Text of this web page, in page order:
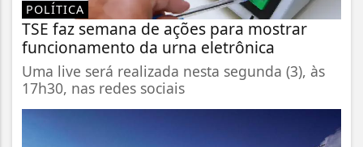
POLÍTICA
TSE faz semana de ações para mostrar
funcionamento da urna eletrônica
Uma live será realizada nesta segunda (3), às
17h30, nas redes sociais